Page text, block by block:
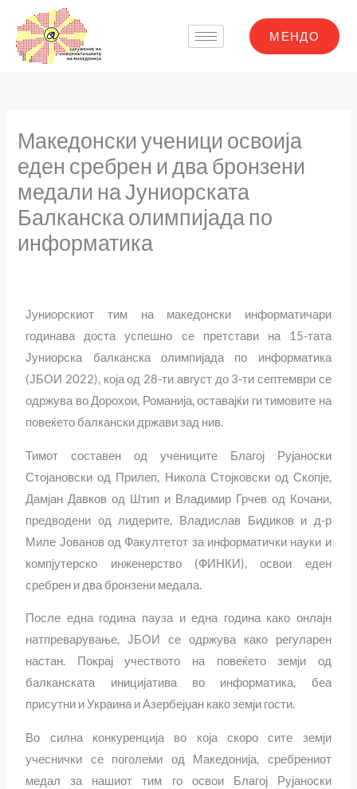
content
МЕНДО
Македонски ученици освоија
еден сребрен и два бронзени
медали на Јуниорската
Балканска олимпијада по
информатика
Јуниорскиот тим на македонски информатичари
годинава доста успешно се претстави на 15-тата
Јуниорска балканска олимпијада по информатика
(ЈБОИ 2022), која од 28-ти август до 3-ти септември се
одржува во Дорохои, Романија, оставајќи ги тимовите на
повеќето балкански држави зад нив.
Тимот составен од учениците Благој Рујаноски
Стојановски од Прилеп, Никола Стојковски од Скопје,
Дамјан Давков од Штип и Владимир Грчев од Кочани,
предводени од лидерите, Владислав Бидиков и д-р
Миле Јованов од Факултетот за информатички науки и
компјутерско инженерство (ФИНКИ), освои еден
сребрен и два бронзени медала.
После една година пауза и една година како онлајн
натпреварување, ЈБОИ се одржува како регуларен
настан. Покрај учеството на повеќето земји од
балканската иницијатива во информатика, беа
присутни и Украина и Азербејџан како земји гости.
Во силна конкуренција во која скоро сите земји
учеснички се поголеми од Македонија, сребрениот
медал за нашиот тим го освои Благој Рујаноски